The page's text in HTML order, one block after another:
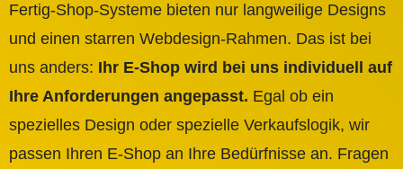
Fertig-Shop-Systeme bieten nur langweilige Designs
und einen starren Webdesign-Rahmen. Das ist bei
uns anders: Ihr E-Shop wird bei uns individuell auf
Ihre Anforderungen angepasst. Egal ob ein
spezielles Design oder spezielle Verkaufslogik, wir
passen Ihren E-Shop an Ihre Bedürfnisse an. Fragen